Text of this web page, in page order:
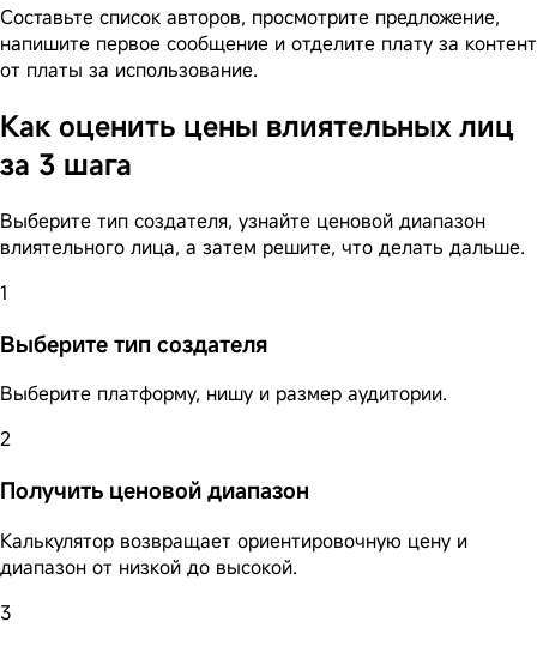
Составьте список авторов, просмотрите предложение,
напишите первое сообщение и отделите плату за контент
от платы за использование.
Как оценить цены влиятельных лиц
за 3 шага
Выберите тип создателя, узнайте ценовой диапазон
влиятельного лица, а затем решите, что делать дальше.
1
Выберите тип создателя
Выберите платформу, нишу и размер аудитории.
2
Получить ценовой диапазон
Калькулятор возвращает ориентировочную цену и
диапазон от низкой до высокой.
3